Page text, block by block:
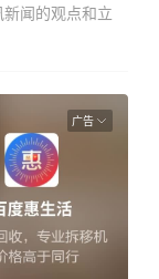
闻的观点和立
广告